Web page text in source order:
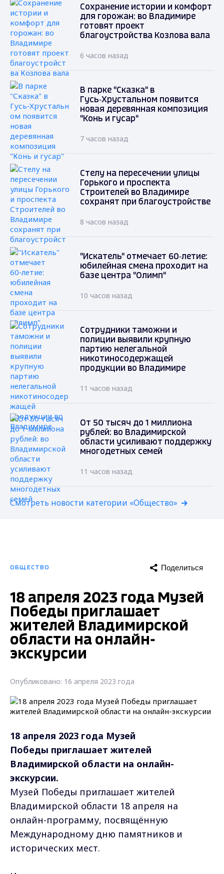
Сохранение истории и комфорт
для горожан: во Владимире
готовят проект
благоустройства Козлова вала
6 часов назад
В парке "Сказка" в
Гусь‑Хрустальном появится
новая деревянная композиция
"Конь и гусар"
7 часов назад
Стелу на пересечении улицы
Горького и проспекта
Строителей во Владимире
сохранят при благоустройстве
8 часов назад
"Искатель" отмечает 60‑летие:
юбилейная смена проходит на
базе центра "Олимп"
10 часов назад
Сотрудники таможни и
полиции выявили крупную
партию нелегальной
никотиносодержащей
продукции во Владимире
11 часов назад
От 50 тысяч до 1 миллиона
рублей: во Владимирской
области усиливают поддержку
многодетных семей
11 часов назад
Смотреть новости категории «Общество»
ОБЩЕСТВО Поделиться
18 апреля 2023 года Музей
Победы приглашает
жителей Владимирской
области на онлайн-
экскурсии
Опубликовано: 16 апреля 2023 года
18 апреля 2023 года Музей
Победы приглашает жителей
Владимирской области на онлайн-
экскурсии.
Музей Победы приглашает жителей
Владимирской области 18 апреля на
онлайн-программу, посвящённую
Международному дню памятников и
исторических мест.